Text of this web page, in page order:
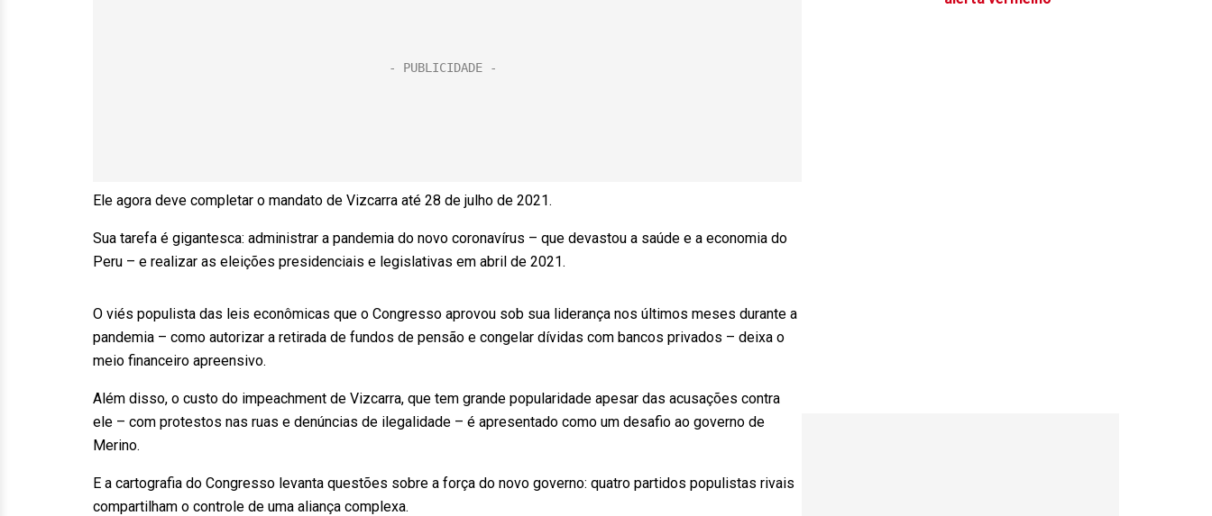
Ele agora deve completar o mandato de Vizcarra até 28 de julho de 2021.
Sua tarefa é gigantesca: administrar a pandemia do novo coronavírus – que devastou a saúde e a economia do
Peru – e realizar as eleições presidenciais e legislativas em abril de 2021.
O viés populista das leis econômicas que o Congresso aprovou sob sua liderança nos últimos meses durante a
pandemia – como autorizar a retirada de fundos de pensão e congelar dívidas com bancos privados – deixa o
meio financeiro apreensivo.
Além disso, o custo do impeachment de Vizcarra, que tem grande popularidade apesar das acusações contra
ele – com protestos nas ruas e denúncias de ilegalidade – é apresentado como um desafio ao governo de
Merino.
E a cartografia do Congresso levanta questões sobre a força do novo governo: quatro partidos populistas rivais
compartilham o controle de uma aliança complexa.